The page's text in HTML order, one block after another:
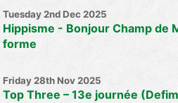
Tuesday 2nd Dec 2025
Hippisme - Bonjour Champ de
forme
Friday 28th Nov 2025
Top Three – 13e journée